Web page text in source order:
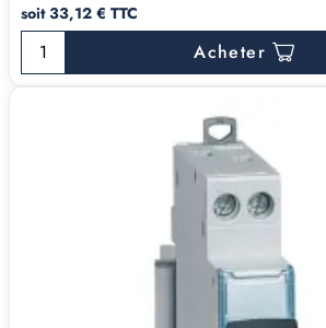
soit 33,12 € TTC
Acheter